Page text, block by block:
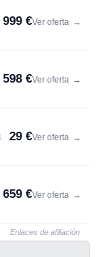
999 €Ver oferta →
598 €Ver oferta →
29 €Ver oferta →
659 €Ver oferta →
Enlaces de afiliación